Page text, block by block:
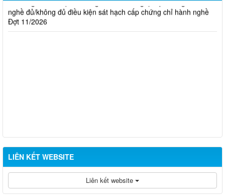
nghề đủ/không đủ điều kiện sát hạch cấp chứng chỉ hành nghề
Đợt 11/2026
LIÊN KẾT WEBSITE
Liên kết website